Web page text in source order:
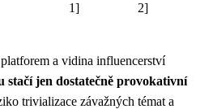
1]
2]
a vidina influencerství
stačí jen dostatečně provokativní
trivializace závažných témat a